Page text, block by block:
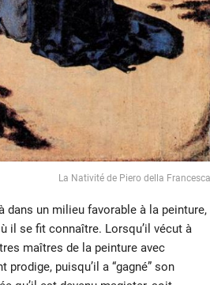
La Nativité de Piero della Francesca
dans un milieu favorable à la peinture,
il se fit connaître. Lorsqu’il vécut à
maîtres de la peinture avec
puisqu’il a “gagné” son